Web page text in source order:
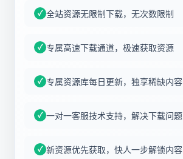
全站资源无限制下载，无次数限制
专属高速下载通道，极速获取资源
专属资源库每日更新，独享稀缺内容
一对一客服技术支持，解决下载问题
新资源优先获取，快人一步解锁内容